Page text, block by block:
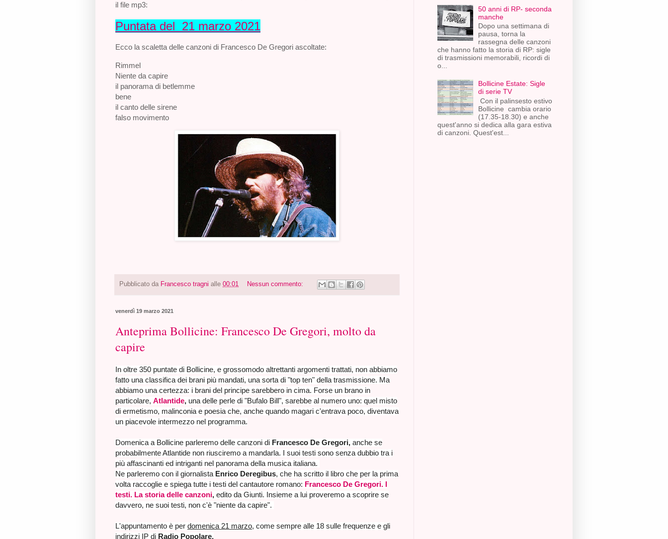
il file mp3:
Puntata del 21 marzo 2021
Ecco la scaletta delle canzoni di Francesco De Gregori ascoltate:
Rimmel
Niente da capire
il panorama di betlemme
bene
il canto delle sirene
falso movimento
Pubblicato da Francesco tragni alle 00:01 Nessun commento:
venerdì 19 marzo 2021
Anteprima Bollicine: Francesco De Gregori, molto da
capire
In oltre 350 puntate di Bollicine, e grossomodo altrettanti argomenti trattati, non abbiamo
fatto una classifica dei brani più mandati, una sorta di "top ten" della trasmissione. Ma
abbiamo una certezza: i brani del principe sarebbero in cima. Forse un brano in
particolare, Atlantide, una delle perle di "Bufalo Bill", sarebbe al numero uno: quel misto
di ermetismo, malinconia e poesia che, anche quando magari c'entrava poco, diventava
un piacevole intermezzo nel programma.
Domenica a Bollicine parleremo delle canzoni di Francesco De Gregori, anche se
probabilmente Atlantide non riusciremo a mandarla. I suoi testi sono senza dubbio tra i
più affascinanti ed intriganti nel panorama della musica italiana.
Ne parleremo con il giornalista Enrico Deregibus, che ha scritto il libro che per la prima
volta raccoglie e spiega tutte i testi del cantautore romano: Francesco De Gregori. I
testi. La storia delle canzoni, edito da Giunti. Insieme a lui proveremo a scoprire se
davvero, ne suoi testi, non c'è "niente da capire".
L'appuntamento è per domenica 21 marzo, come sempre alle 18 sulle frequenze e gli
indirizzi IP di Radio Popolare.
50 anni di RP- seconda
manche
Dopo una settimana di
pausa, torna la
rassegna delle canzoni
che hanno fatto la storia di RP: sigle
di trasmissioni memorabili, ricordi di
o...
Bollicine Estate: Sigle
di serie TV
Con il palinsesto estivo
Bollicine cambia orario
(17.35-18.30) e anche
quest'anno si dedica alla gara estiva
di canzoni. Quest'est...